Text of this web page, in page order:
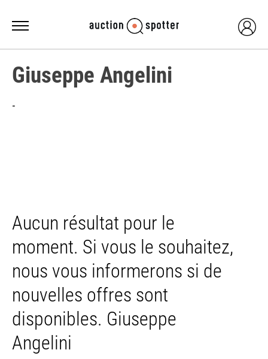
Giuseppe Angelini
-
Aucun résultat pour le
moment. Si vous le souhaitez,
nous vous informerons si de
nouvelles offres sont
disponibles. Giuseppe
Angelini